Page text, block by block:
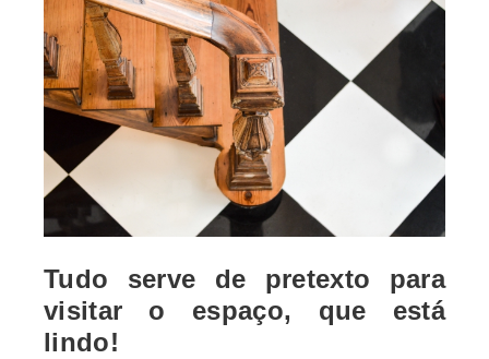
Tudo serve de pretexto para
visitar o espaço, que está
lindo!